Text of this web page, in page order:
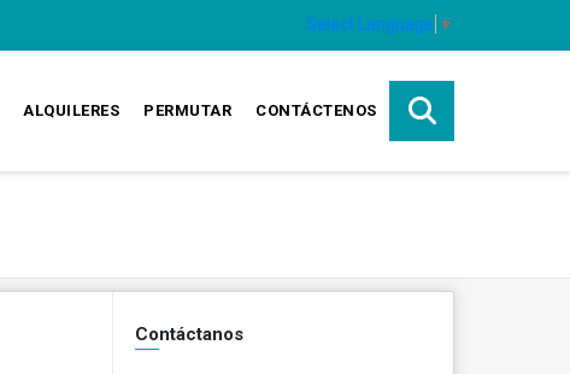
Select Language ▼
ALQUILERES PERMUTAR CONTÁCTENOS
Contáctanos